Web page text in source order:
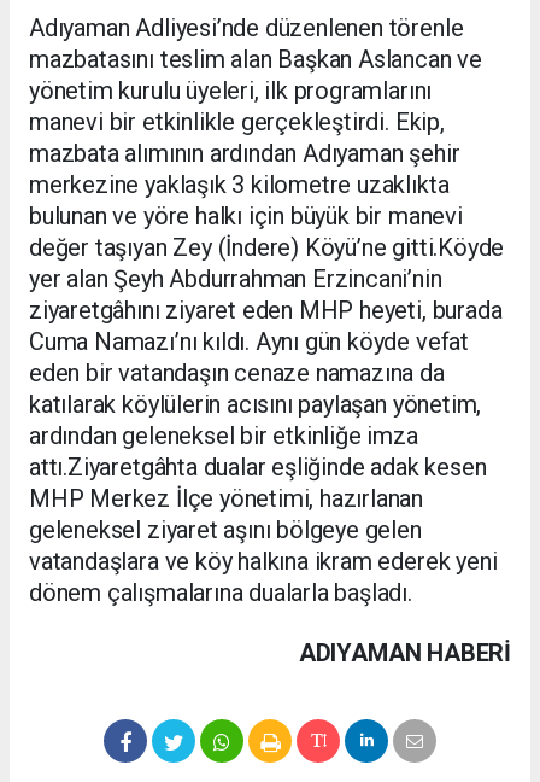
Adıyaman Adliyesi’nde düzenlenen törenle
mazbatasını teslim alan Başkan Aslancan ve
yönetim kurulu üyeleri, ilk programlarını
manevi bir etkinlikle gerçekleştirdi. Ekip,
mazbata alımının ardından Adıyaman şehir
merkezine yaklaşık 3 kilometre uzaklıkta
bulunan ve yöre halkı için büyük bir manevi
değer taşıyan Zey (İndere) Köyü’ne gitti.Köyde
yer alan Şeyh Abdurrahman Erzincani’nin
ziyaretgâhını ziyaret eden MHP heyeti, burada
Cuma Namazı’nı kıldı. Aynı gün köyde vefat
eden bir vatandaşın cenaze namazına da
katılarak köylülerin acısını paylaşan yönetim,
ardından geleneksel bir etkinliğe imza
attı.Ziyaretgâhta dualar eşliğinde adak kesen
MHP Merkez İlçe yönetimi, hazırlanan
geleneksel ziyaret aşını bölgeye gelen
vatandaşlara ve köy halkına ikram ederek yeni
dönem çalışmalarına dualarla başladı.
ADIYAMAN HABERİ